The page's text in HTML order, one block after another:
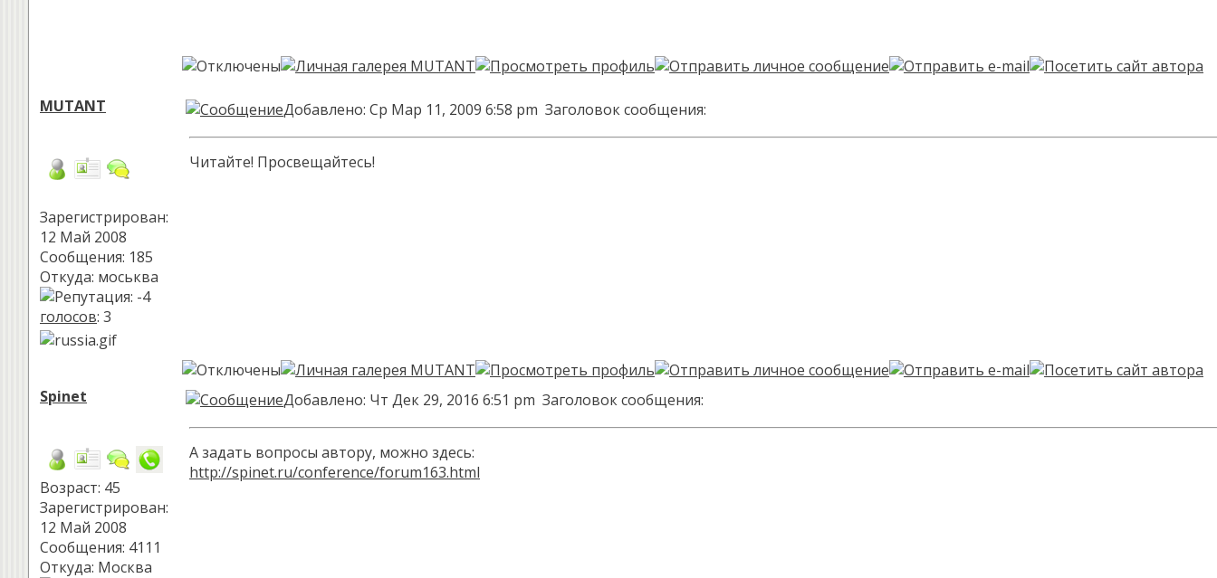
MUTANT
Зарегистрирован:
12 Май 2008
Сообщения: 185
Откуда: моськва
голосов: 3
Добавлено: Ср Мар 11, 2009 6:58 pm Заголовок сообщения:
Читайте! Просвещайтесь!
Spinet
Возраст: 45
Зарегистрирован:
12 Май 2008
Сообщения: 4111
Откуда: Москва
Добавлено: Чт Дек 29, 2016 6:51 pm Заголовок сообщения:
А задать вопросы автору, можно здесь:
http://spinet.ru/conference/forum163.html